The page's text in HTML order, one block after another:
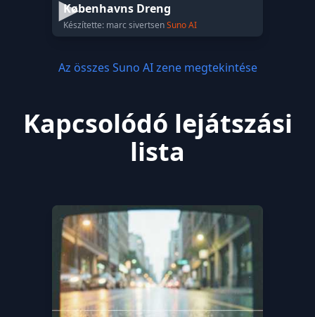
Københavns Dreng
Készítette: marc sivertsenSuno AI
Az összes Suno AI zene megtekintése
Kapcsolódó lejátszási
lista